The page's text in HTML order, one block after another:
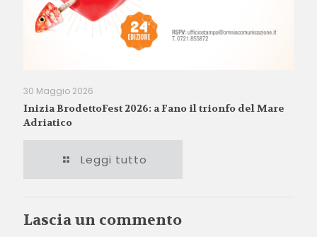
30 Maggio 2026
Inizia BrodettoFest 2026: a Fano il trionfo del Mare
Adriatico
Leggi tutto
Lascia un commento